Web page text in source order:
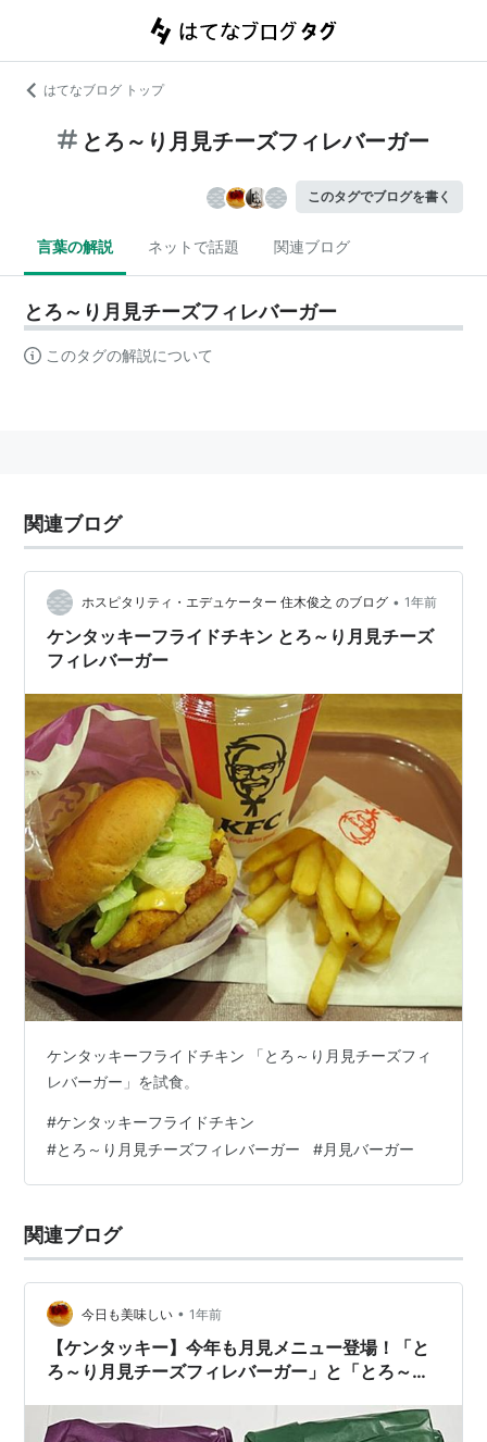
はてなブログ トップ
とろ～り月見チーズフィレバーガー
このタグでブログを書く
言葉の解説 ネットで話題 関連ブログ
とろ～り月見チーズフィレバーガー
このタグの解説について
関連ブログ
ホスピタリティ・エデュケーター 住木俊之 のブログ • 1年前
ケンタッキーフライドチキン とろ～り月見チーズ
フィレバーガー
ケンタッキーフライドチキン 「とろ～り月見チーズフィ
レバーガー」を試食。
#ケンタッキーフライドチキン
#とろ～り月見チーズフィレバーガー #月見バーガー
関連ブログ
今日も美味しい • 1年前
【ケンタッキー】今年も月見メニュー登場！「と
ろ～り月見チーズフィレバーガー」と「とろ～り